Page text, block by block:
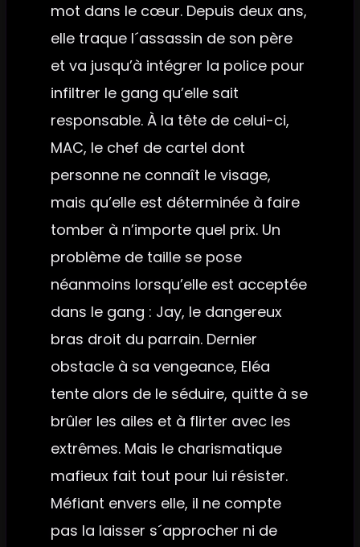
mot dans le cœur. Depuis deux ans,
elle traque l´assassin de son père
et va jusqu’à intégrer la police pour
infiltrer le gang qu’elle sait
responsable. À la tête de celui-ci,
MAC, le chef de cartel dont
personne ne connaît le visage,
mais qu’elle est déterminée à faire
tomber à n’importe quel prix. Un
problème de taille se pose
néanmoins lorsqu’elle est acceptée
dans le gang : Jay, le dangereux
bras droit du parrain. Dernier
obstacle à sa vengeance, Eléa
tente alors de le séduire, quitte à se
brûler les ailes et à flirter avec les
extrêmes. Mais le charismatique
mafieux fait tout pour lui résister.
Méfiant envers elle, il ne compte
pas la laisser s´approcher ni de